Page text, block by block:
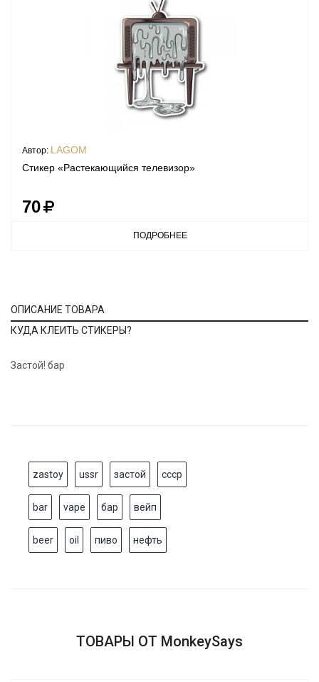
Автор: LAGOM
Стикер «Растекающийся телевизор»
70
ПОДРОБНЕЕ
ОПИСАНИЕ ТОВАРА
КУДА КЛЕИТЬ СТИКЕРЫ?
Застой! бар
zastoy ussr застой ссср
bar vape бар вейп
beer oil пиво нефть
ТОВАРЫ ОТ MonkeySays